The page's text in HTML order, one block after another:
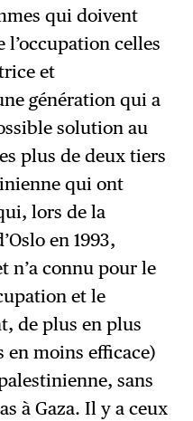
qui doivent
celles
et
génération qui a
solution au
plus de deux tiers
qui ont
lors de la
en 1993,
n’a connu pour le
et le
de plus en plus
moins efficace)
sans
à Gaza. Il y a ceux